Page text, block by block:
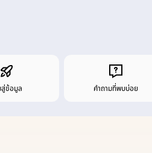
สู่ข้อมูล คำถามที่พบบ่อย